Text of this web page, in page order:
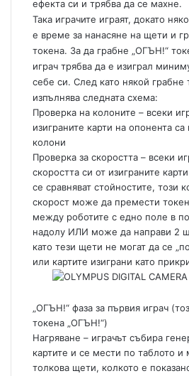
ефекта си и трябва да се махне.
Така играчите играят, докато
е време за нанасяне на щети и
токена. За да грабне „ОГЪН!“
играч трябва да е изиграл
себе си. След като някой грабне
изпълнява следната схема:
Проверка на колоните – всеки
изиграните карти на опонента са
колони
Проверка за скоростта – всеки
скоростта си от изиграните
се сравняват стойностите, този
скорост може да премести
между роботите с едно поле в
надолу ИЛИ може да направи 2
като тези щети не могат да се
или картите изиграни като
„ОГЪН!“ фаза за първия играч
токена „ОГЪН!“)
Нагряване – играчът събира
картите и се мести по таблото и
толкова щети, колкото е